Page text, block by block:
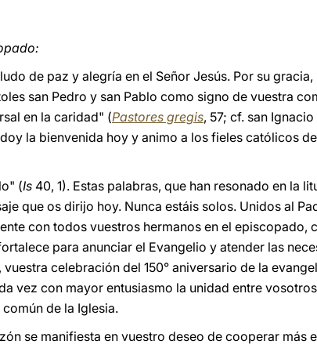
de paz y alegría en el Señor Jesús. Por su
san Pedro y san Pablo como signo de vuestra
en la caridad" (Pastores gregis, 57; cf. san
la bienvenida hoy y animo a los fieles católicos
(Is 40, 1). Estas palabras, que han resonado en la
que os dirijo hoy. Nunca estáis solos. Unidos al
con todos vuestros hermanos en el episcopado,
para anunciar el Evangelio y atender las
vuestra celebración del 150° aniversario de la
vez con mayor entusiasmo la unidad entre
de la Iglesia.
se manifiesta en vuestro deseo de cooperar más